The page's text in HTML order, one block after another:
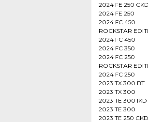
2024 FE 250 CKD
2024 FE 250
2024 FC 450
ROCKSTAR
2024 FC 450
2024 FC 350
2024 FC 250
ROCKSTAR
2024 FC 250
2023 TX 300 BT
2023 TX 300
2023 TE 300 IKD
2023 TE 300
2023 TE 250 CKD